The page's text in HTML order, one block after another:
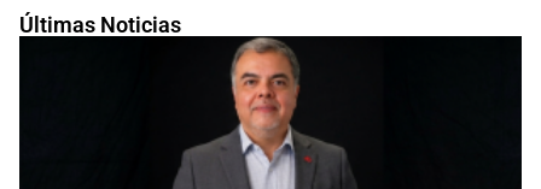
Últimas Noticias